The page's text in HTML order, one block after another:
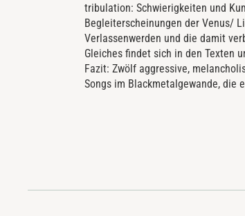
tribulation: Schwierigkeiten und
Begleiterscheinungen der Venus/
Verlassenwerden und die damit
Gleiches findet sich in den Texten
Fazit: Zwölf aggressive,
Songs im Blackmetalgewande, die